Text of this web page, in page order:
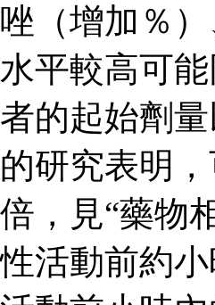
唑（增加％
水平較高可
者的起始劑
的研究表明
倍，見“藥物
性活動前約